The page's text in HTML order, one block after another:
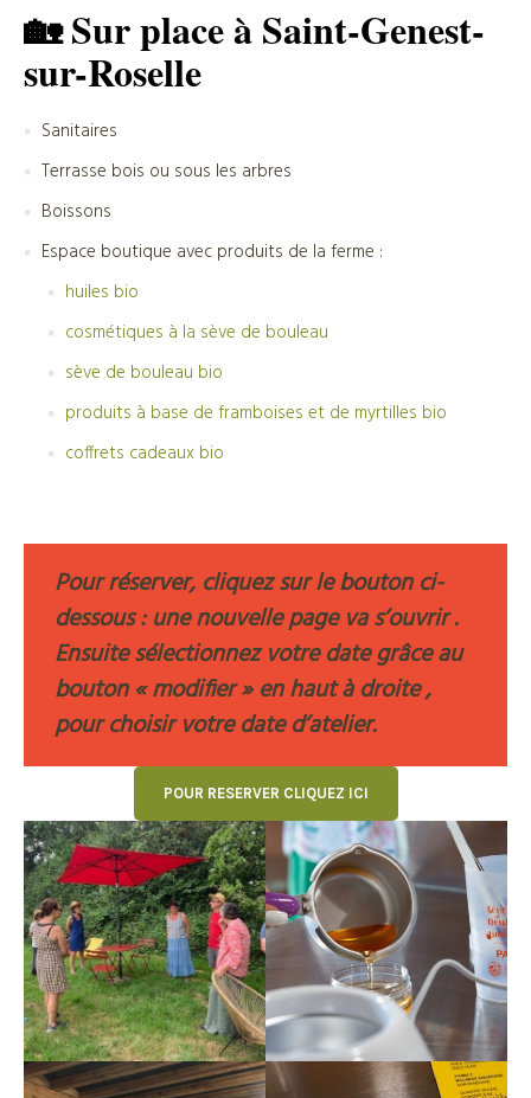
🏡 Sur place à Saint-Genest-
sur-Roselle
Sanitaires
Terrasse bois ou sous les arbres
Boissons
Espace boutique avec produits de la ferme :
huiles bio
cosmétiques à la sève de bouleau
sève de bouleau bio
produits à base de framboises et de myrtilles bio
coffrets cadeaux bio
Pour réserver, cliquez sur le bouton ci-
dessous : une nouvelle page va s’ouvrir .
Ensuite sélectionnez votre date grâce au
bouton « modifier » en haut à droite ,
pour choisir votre date d’atelier.
POUR RESERVER CLIQUEZ ICI
Visite Atelier Baume